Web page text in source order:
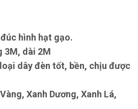
hình hạt gạo.
3M, dài 2M
dây đèn tốt, bền, chịu được
Xanh Dương, Xanh Lá,